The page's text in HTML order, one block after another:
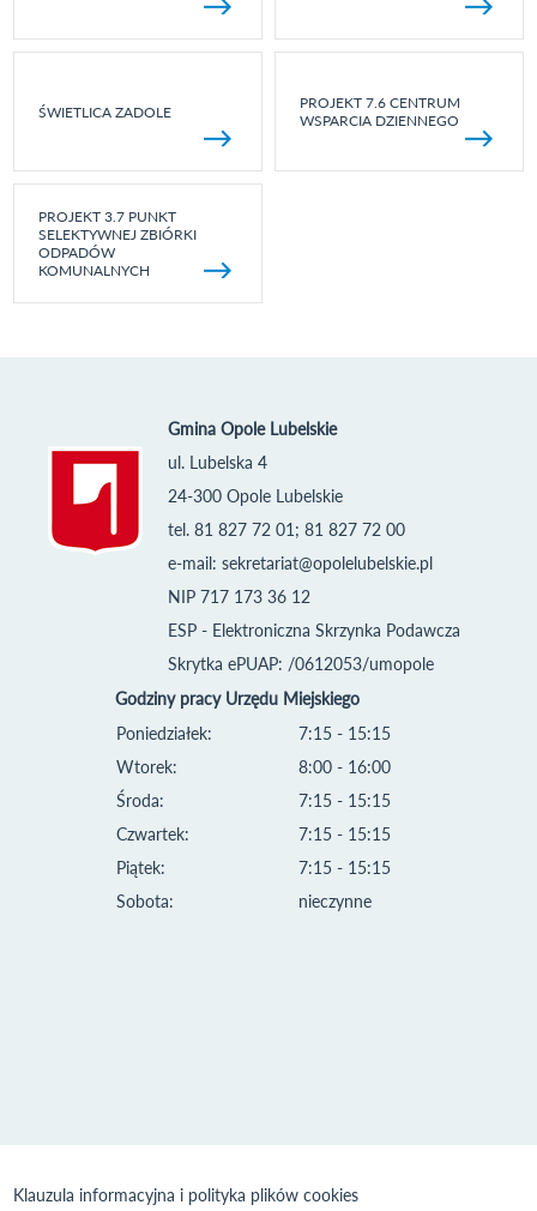
ŚWIETLICA ZADOLE
PROJEKT 7.6 CENTRUM
WSPARCIA DZIENNEGO
PROJEKT 3.7 PUNKT
SELEKTYWNEJ ZBIÓRKI
ODPADÓW
KOMUNALNYCH
Gmina Opole Lubelskie
ul. Lubelska 4
24-300 Opole Lubelskie
tel. 81 827 72 01; 81 827 72 00
e-mail: sekretariat@opolelubelskie.pl
NIP 717 173 36 12
ESP - Elektroniczna Skrzynka Podawcza
Skrytka ePUAP: /0612053/umopole
Godziny pracy Urzędu Miejskiego
Poniedziałek:
Wtorek:
Środa:
Czwartek:
Piątek:
Sobota:
7:15 - 15:15
8:00 - 16:00
7:15 - 15:15
7:15 - 15:15
7:15 - 15:15
nieczynne
Klauzula informacyjna i polityka plików cookies